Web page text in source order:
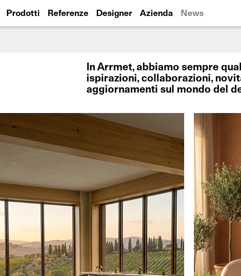
Prodotti Referenze Designer Azienda News
In Arrmet, abbiamo sempre
ispirazioni, collaborazioni,
aggiornamenti sul mondo del